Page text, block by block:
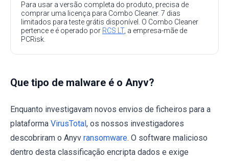
Para usar a versão completa do produto, precisa de
comprar uma licença para Combo Cleaner. 7 dias
limitados para teste grátis disponível. O Combo Cleaner
pertence e é operado por RCS LT, a empresa-mãe de
PCRisk.
Que tipo de malware é o Anyv?
Enquanto investigavam novos envios de ficheiros para a
plataforma VirusTotal, os nossos investigadores
descobriram o Anyv ransomware. O software malicioso
dentro desta classificação encripta dados e exige